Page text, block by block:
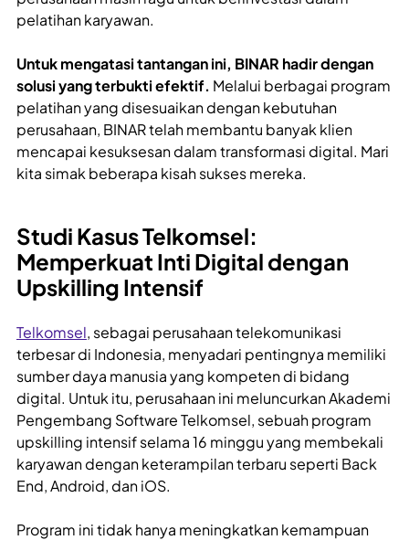
pelatihan karyawan.
Untuk mengatasi tantangan ini, BINAR hadir dengan
solusi yang terbukti efektif. Melalui berbagai program
pelatihan yang disesuaikan dengan kebutuhan
perusahaan, BINAR telah membantu banyak klien
mencapai kesuksesan dalam transformasi digital. Mari
kita simak beberapa kisah sukses mereka.
Studi Kasus Telkomsel:
Memperkuat Inti Digital dengan
Upskilling Intensif
Telkomsel, sebagai perusahaan telekomunikasi
terbesar di Indonesia, menyadari pentingnya memiliki
sumber daya manusia yang kompeten di bidang
digital. Untuk itu, perusahaan ini meluncurkan Akademi
Pengembang Software Telkomsel, sebuah program
upskilling intensif selama 16 minggu yang membekali
karyawan dengan keterampilan terbaru seperti Back
End, Android, dan iOS.
Program ini tidak hanya meningkatkan kemampuan